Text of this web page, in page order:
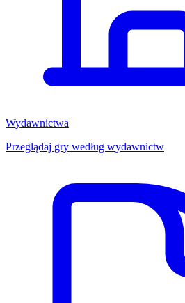
Wydawnictwa
Przeglądaj gry według wydawnictw